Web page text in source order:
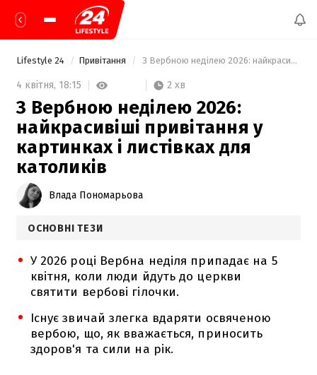
Lifestyle 24 Привітання З Вербною неділею 2026: найкрасивіші привітання у картинках і листівках для католиків
4 квітня, 18:15 2 хв
З Вербною неділею 2026:
найкрасивіші привітання у
картинках і листівках для
католиків
Влада Пономарьова
ОСНОВНІ ТЕЗИ
У 2026 році Вербна неділя припадає на 5
квітня, коли люди йдуть до церкви
святити вербові гілочки.
Існує звичай злегка вдаряти освяченою
вербою, що, як вважається, приносить
здоров'я та сили на рік.